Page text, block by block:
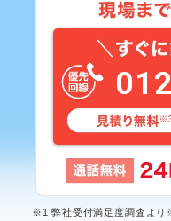
※1 弊社受付満足度調査より